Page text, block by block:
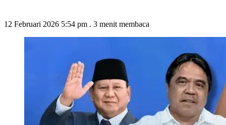
12 Februari 2026 5:54 pm . 3 menit membaca